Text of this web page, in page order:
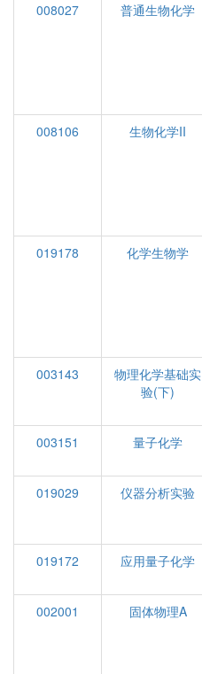
008027
普通生物化学
008106
生物化学II
019178
化学生物学
003143
物理化学基础实
验(下)
003151 量子化学
019029
仪器分析实验
019172 应用量子化学
002001
固体物理A